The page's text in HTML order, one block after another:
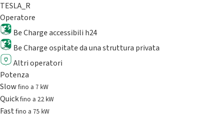
TESLA_R
Operatore
Be Charge accessibili h24
Be Charge ospitate da una struttura privata
Altri operatori
Potenza
Slowfino a 7 kW
Quickfino a 22 kW
Fastfino a 75 kW